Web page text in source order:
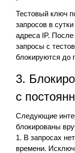
Тестовый ключ
запросов в
адреса IP.
запросы с
блокируются до
3.
с
Следующие
блокированы
1. В запросах
времени.